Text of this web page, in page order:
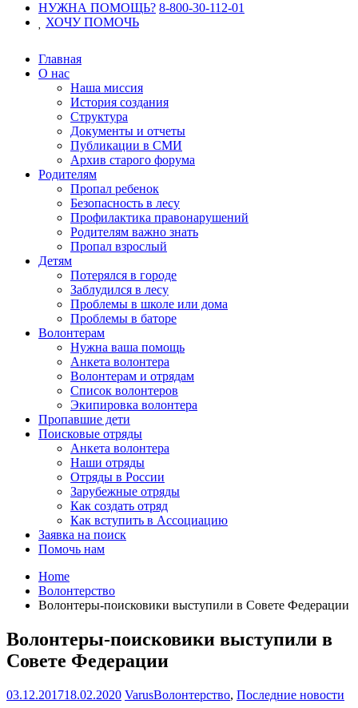
НУЖНА ПОМОЩЬ? 8-800-30-112-01
ХОЧУПОМОЧЬ
Главная
О нас
Наша миссия
История создания
Структура
Документы и отчеты
Публикации в СМИ
Архив старого форума
Родителям
Пропал ребенок
Безопасность в лесу
Профилактика правонарушений
Родителям важно знать
Пропал взрослый
Детям
Потерялся в городе
Заблудился в лесу
Проблемы в школе или дома
Проблемы в баторе
Волонтерам
Нужна ваша помощь
Анкета волонтера
Волонтерам и отрядам
Список волонтеров
Экипировка волонтера
Пропавшие дети
Поисковые отряды
Анкета волонтера
Наши отряды
Отряды в России
Зарубежные отряды
Как создать отряд
Как вступить в Ассоциацию
Заявка на поиск
Помочь нам
Home
Волонтерство
Волонтеры-поисковики выступили в Совете Федерации
Волонтеры-поисковики выступили в
Совете Федерации
03.12.201718.02.2020 VarusВолонтерство, Последние новости